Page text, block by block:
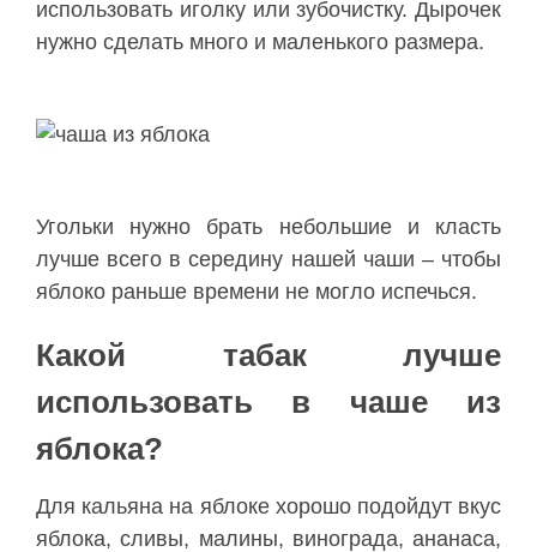
использовать иголку или зубочистку. Дырочек
нужно сделать много и маленького размера.
Угольки нужно брать небольшие и класть
лучше всего в середину нашей чаши – чтобы
яблоко раньше времени не могло испечься.
Какой табак лучше
использовать в чаше из
яблока?
Для кальяна на яблоке хорошо подойдут вкус
яблока, сливы, малины, винограда, ананаса,